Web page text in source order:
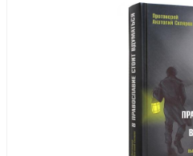
Православие и религии мира
Православная педагогика
Православная семья
Православная трапеза. Сад и
Продолжающиеся издания,